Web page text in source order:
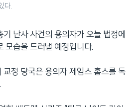
다.
난사 사건의 용의자가 오늘 법정에
모습을 드러낼 예정입니다.
교정 당국은 용의자 제임스 홈스를 독